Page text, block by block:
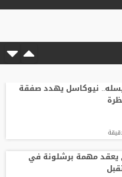
نادٍ فرنسي يتوصل
مهمة برشلونة في
نيوكاسل يهدد صفقة
مهمة برشلونة في